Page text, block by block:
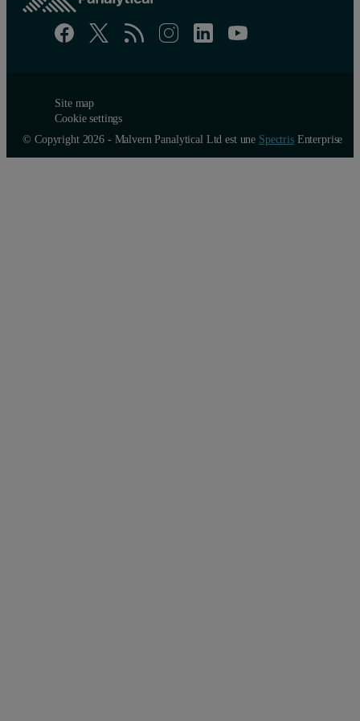
Site map
Cookie settings
© Copyright 2026 - Malvern Panalytical Ltd est une SpectrisEnterprise